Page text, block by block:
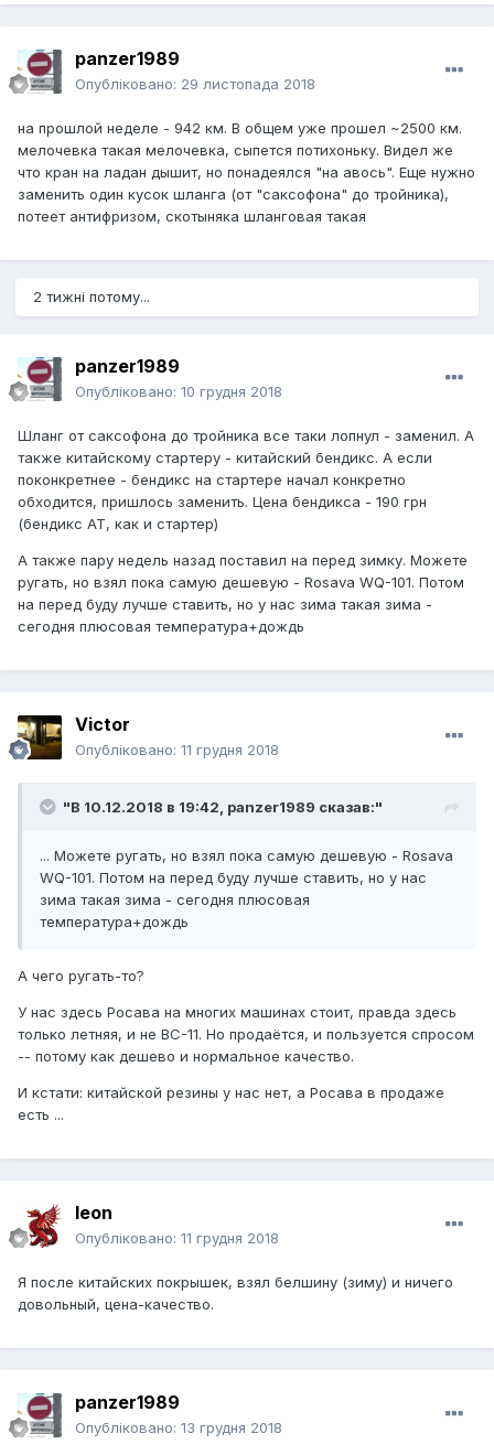
panzer1989
Опубліковано: 29 листопада 2018
на прошлой неделе - 942 км. В общем уже прошел ~2500 км.
мелочевка такая мелочевка, сыпется потихоньку. Видел же
что кран на ладан дышит, но понадеялся "на авось". Еще нужно
заменить один кусок шланга (от "саксофона" до тройника),
потеет антифризом, скотыняка шланговая такая
2 тижні потому...
panzer1989
Опубліковано: 10 грудня 2018
Шланг от саксофона до тройника все таки лопнул - заменил. А
также китайскому стартеру - китайский бендикс. А если
поконкретнее - бендикс на стартере начал конкретно
обходится, пришлось заменить. Цена бендикса - 190 грн
(бендикс АТ, как и стартер)
А также пару недель назад поставил на перед зимку. Можете
ругать, но взял пока самую дешевую - Rosava WQ-101. Потом
на перед буду лучше ставить, но у нас зима такая зима -
сегодня плюсовая температура+дождь
Victor
Опубліковано: 11 грудня 2018
"В 10.12.2018 в 19:42, panzer1989 сказав:"
... Можете ругать, но взял пока самую дешевую - Rosava
WQ-101. Потом на перед буду лучше ставить, но у нас
зима такая зима - сегодня плюсовая
температура+дождь
А чего ругать-то?
У нас здесь Росава на многих машинах стоит, правда здесь
только летняя, и не ВС-11. Но продаётся, и пользуется спросом
-- потому как дешево и нормальное качество.
И кстати: китайской резины у нас нет, а Росава в продаже
есть ...
leon
Опубліковано: 11 грудня 2018
Я после китайских покрышек, взял белшину (зиму) и ничего
довольный, цена-качество.
panzer1989
Опубліковано: 13 грудня 2018